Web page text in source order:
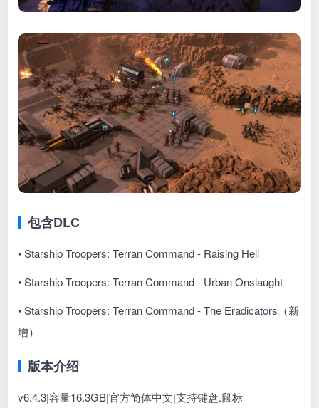
包含DLC
• Starship Troopers: Terran Command - Raising Hell
• Starship Troopers: Terran Command - Urban Onslaught
• Starship Troopers: Terran Command - The Eradicators（新
增）
版本介绍
v6.4.3|容量16.3GB|官方简体中文|支持键盘.鼠标